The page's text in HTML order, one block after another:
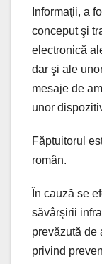
Informaţii, a
conceput şi
electronică
dar şi ale
mesaje de
unor
Făptuitorul
român.
În cauză se
săvârşirii
prevăzută de
privind